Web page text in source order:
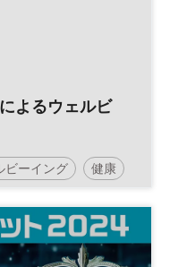
よるウェルビ
ビーイング 健康